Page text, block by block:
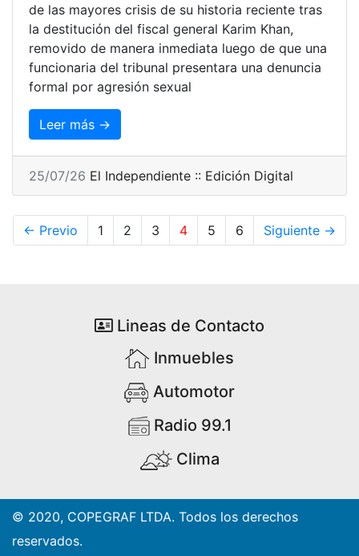
de las mayores crisis de su historia reciente tras
la destitución del fiscal general Karim Khan,
removido de manera inmediata luego de que una
funcionaria del tribunal presentara una denuncia
formal por agresión sexual
Leer más →
25/07/26 El Independiente :: Edición Digital
← Previo 1 2 3 4 5 6 Siguiente →
Lineas de Contacto
Inmuebles
Automotor
Radio 99.1
Clima
© 2020, COPEGRAF LTDA. Todos los derechos
reservados.